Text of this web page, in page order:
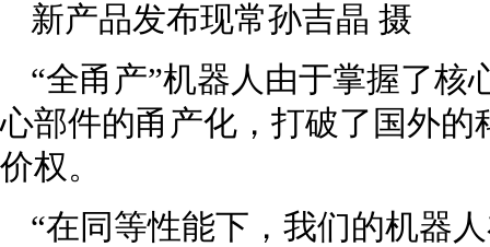
新产品发布现常孙吉晶 摄
“全甬产”机器人由于掌握了核
心部件的甬产化，打破了国外
价权。
“在同等性能下，我们的机器